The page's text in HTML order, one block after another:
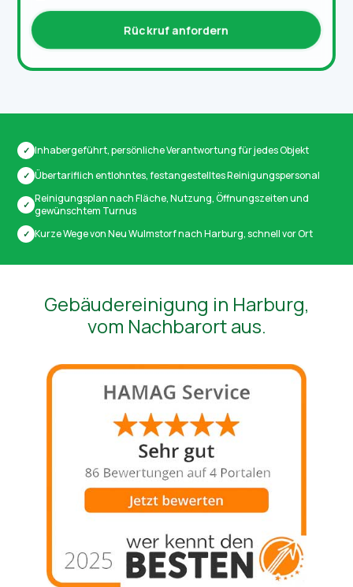
Rückruf anfordern
✓ Inhabergeführt, persönliche Verantwortung für jedes Objekt
✓ Übertariflich entlohntes, festangestelltes Reinigungspersonal
✓ Reinigungsplan nach Fläche, Nutzung, Öffnungszeiten und
gewünschtem Turnus
✓ Kurze Wege von Neu Wulmstorf nach Harburg, schnell vor Ort
Gebäudereinigung in Harburg,
vom Nachbarort aus.